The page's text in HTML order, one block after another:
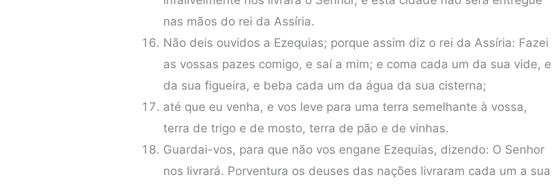
nas mãos do rei da Assíria.
Não deis ouvidos a Ezequias; porque assim diz o rei da Assíria: Fazei
as vossas pazes comigo, e saí a mim; e coma cada um da sua vide, e
da sua figueira, e beba cada um da água da sua cisterna;
até que eu venha, e vos leve para uma terra semelhante à vossa,
terra de trigo e de mosto, terra de pão e de vinhas.
Guardai-vos, para que não vos engane Ezequias, dizendo: O Senhor
nos livrará. Porventura os deuses das nações livraram cada um a sua